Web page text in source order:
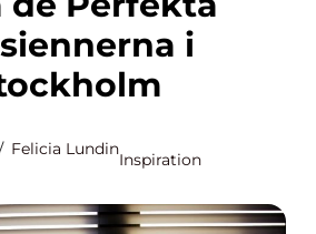
i
Felicia Lundin
Inspiration